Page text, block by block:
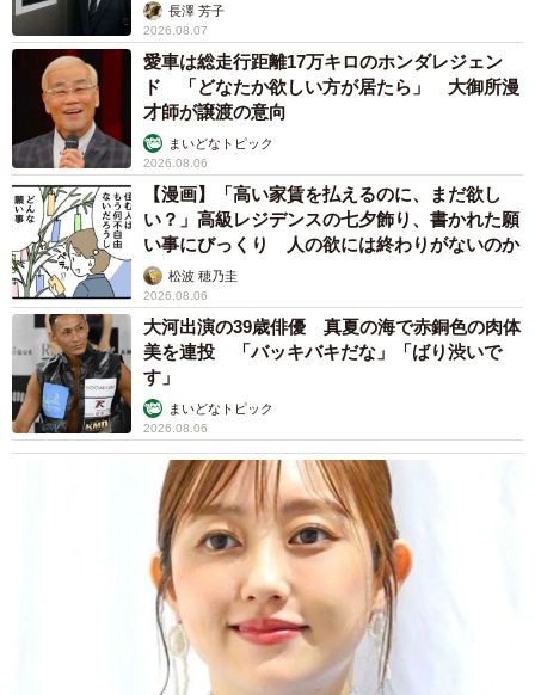
長澤 芳子
2026.08.07
愛車は総走行距離17万キロのホンダレジェン
ド 「どなたか欲しい方が居たら」 大御所漫
才師が譲渡の意向
まいどなトピック
2026.08.06
【漫画】「高い家賃を払えるのに、まだ欲し
い？」高級レジデンスの七夕飾り、書かれた願
い事にびっくり 人の欲には終わりがないのか
松波 穂乃圭
2026.08.06
大河出演の39歳俳優 真夏の海で赤銅色の肉体
美を連投 「バッキバキだな」「ばり渋いで
す」
まいどなトピック
2026.08.06